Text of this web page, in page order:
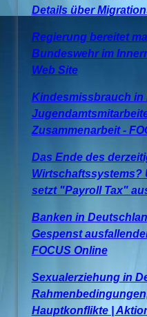
Details über
Regierung bereitet
Bundeswehr im
Web Site
Kindesmissbrauch in
Zusammenarbeit -
Das Ende des
Wirtschaftssystems?
setzt "Payroll Tax"
Banken in
Gespenst
FOCUS Online
Sexualerziehung in
Hauptkonflikte |